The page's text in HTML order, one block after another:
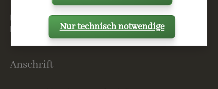
Mo. - Do. 07:15 - 16:00 Uhr
Fr. bis 14:00 Uhr
Anschrift
Nur technisch notwendige